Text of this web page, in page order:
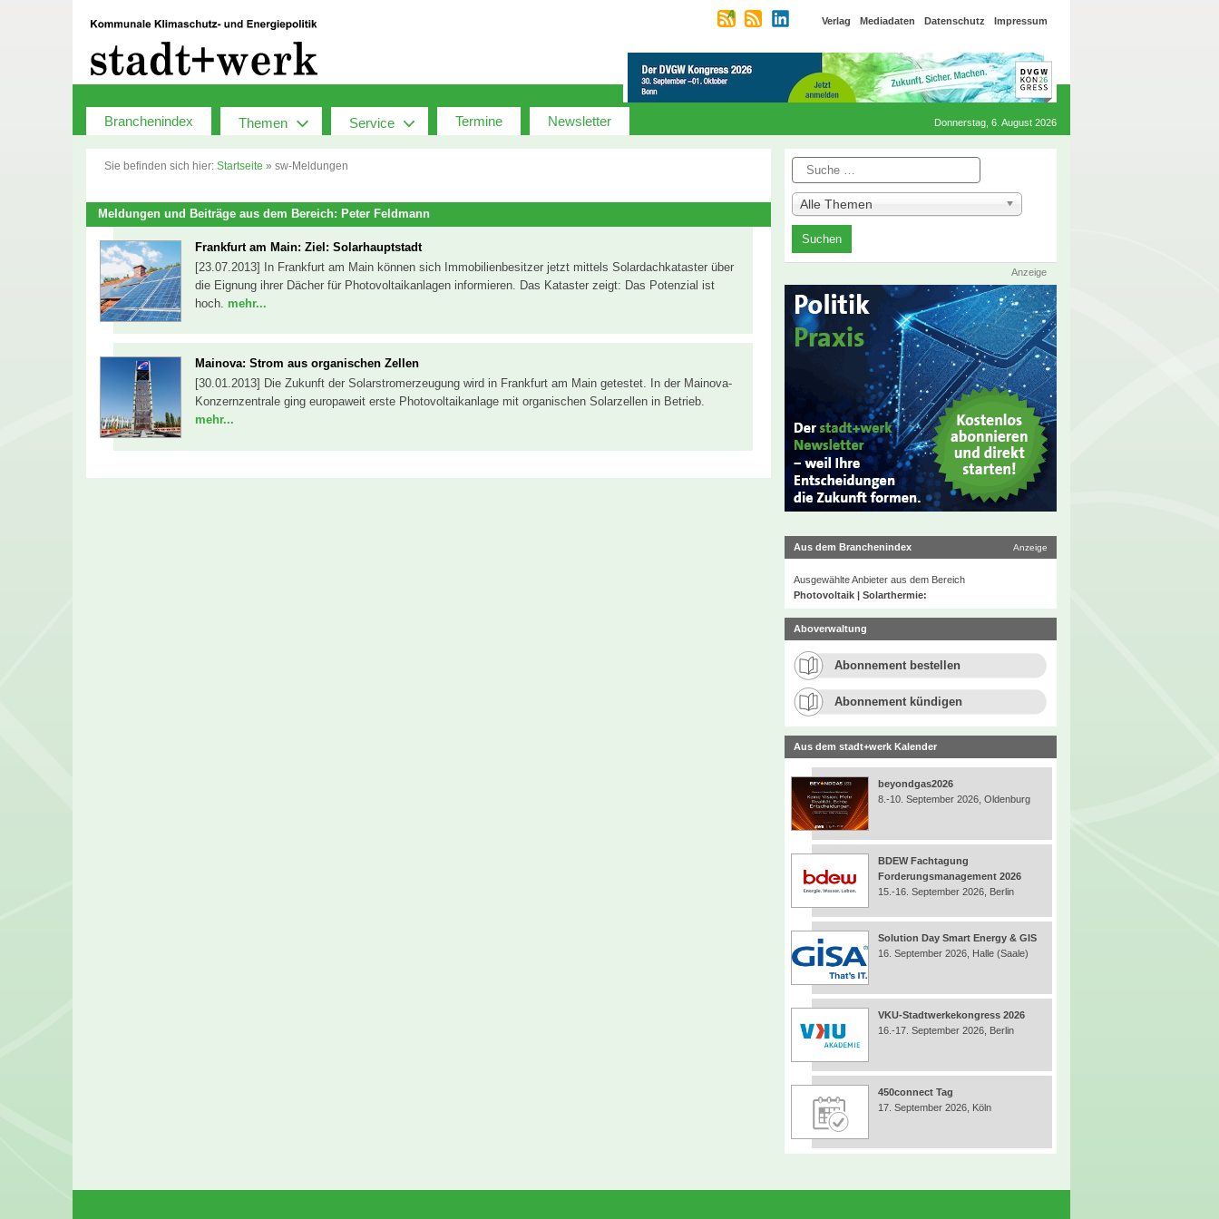
Verlag Mediadaten Datenschutz Impressum
Branchenindex Themen Service Termine Newsletter Donnerstag, 6. August 2026
Sie befinden sich hier: Startseite » sw-Meldungen
Meldungen und Beiträge aus dem Bereich: Peter Feldmann
Frankfurt am Main: Ziel: Solarhauptstadt
[23.07.2013] In Frankfurt am Main können sich Immobilienbesitzer jetzt mittels Solardachkataster über
die Eignung ihrer Dächer für Photovoltaikanlagen informieren. Das Kataster zeigt: Das Potenzial ist
hoch. mehr...
Mainova: Strom aus organischen Zellen
[30.01.2013] Die Zukunft der Solarstromerzeugung wird in Frankfurt am Main getestet. In der Mainova-
Konzernzentrale ging europaweit erste Photovoltaikanlage mit organischen Solarzellen in Betrieb.
mehr...
Suche
Alle Themen
Anzeige
Aus dem Branchenindex Anzeige
Ausgewählte Anbieter aus dem Bereich
Photovoltaik | Solarthermie:
Aboverwaltung
Abonnement bestellen
Abonnement kündigen
Aus dem stadt+werk Kalender
beyondgas2026
8.-10. September 2026, Oldenburg
BDEW Fachtagung
Forderungsmanagement 2026
15.-16. September 2026, Berlin
Solution Day Smart Energy & GIS
16. September 2026, Halle (Saale)
VKU-Stadtwerkekongress 2026
16.-17. September 2026, Berlin
450connect Tag
17. September 2026, Köln